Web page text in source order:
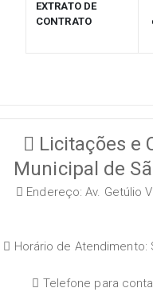
EXTRATO DE
CONTRATO
Licitações e
Municipal de
Endereço: Av. Getúlio
Horário de Atendimento:
Telefone para